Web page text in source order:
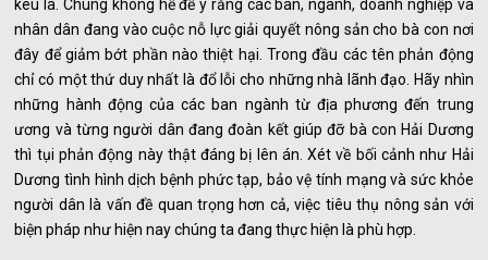
kêu la. Chúng không hề để ý rằng các ban, ngành, doanh nghiệp và
nhân dân đang vào cuộc nỗ lực giải quyết nông sản cho bà con nơi
đây để giảm bớt phần nào thiệt hại. Trong đầu các tên phản động
chỉ có một thứ duy nhất là đổ lỗi cho những nhà lãnh đạo. Hãy nhìn
những hành động của các ban ngành từ địa phương đến trung
ương và từng người dân đang đoàn kết giúp đỡ bà con Hải Dương
thì tụi phản động này thật đáng bị lên án. Xét về bối cảnh như Hải
Dương tình hình dịch bệnh phức tạp, bảo vệ tính mạng và sức khỏe
người dân là vấn đề quan trọng hơn cả, việc tiêu thụ nông sản với
biện pháp như hiện nay chúng ta đang thực hiện là phù hợp.